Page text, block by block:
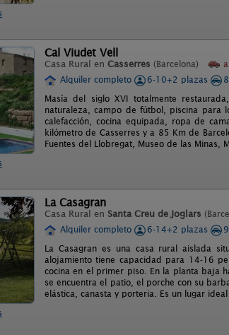
Cal Viudet Vell
Casa Rural en Casserres (Barcelona) a
Alquiler completo
6-10+2 plazas
Masía del siglo XVI totalmente
naturaleza, campo de fútbol, piscina para
calefacción, cocina equipada, ropa de
kilómetro de Casserres y a 85 Km de
Fuentes del Llobregat, Museo de las Minas,
La Casagran
Casa Rural en Santa Creu de Joglars
Alquiler completo
6-14+2 plazas
La Casagran es una casa rural aislada
alojamiento tiene capacidad para 14-16
cocina en el primer piso. En la planta baja
se encuentra el patio, el porche con su
elástica, canasta y porteria. Es un lugar